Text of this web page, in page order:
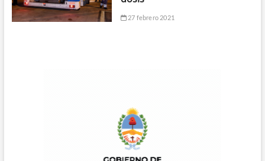
27 febrero 2021